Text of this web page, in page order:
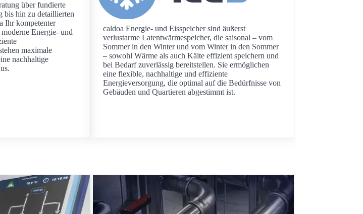
über fundierte
bis hin zu detaillierten
Ihr kompetenter
Energie- und
maximale
nachhaltige
caldoa Energie- und Eisspeicher sind äußerst
verlustarme Latentwärmespeicher, die saisonal – vom
Sommer in den Winter und vom Winter in den Sommer
– sowohl Wärme als auch Kälte effizient speichern und
bei Bedarf zuverlässig bereitstellen. Sie ermöglichen
eine flexible, nachhaltige und effiziente
Energieversorgung, die optimal auf die Bedürfnisse von
Gebäuden und Quartieren abgestimmt ist.